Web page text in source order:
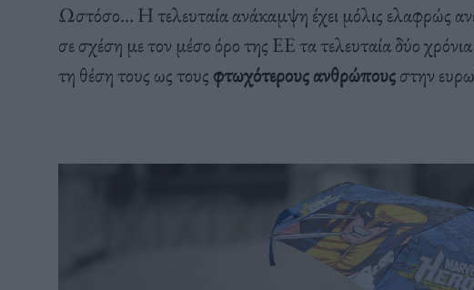
Ωστόσο… Η τελευταία ανάκαμψη έχει μόλις ελαφρώς
σε σχέση με τον μέσο όρο της ΕΕ τα τελευταία δύο
τη θέση τους ως τους φτωχότερους ανθρώπουςστην